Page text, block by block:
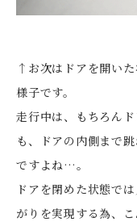
↑お次はドアを開い
様子です。
走行中は、もちろん
も、ドアの内側まで
ですよね…。
ドアを閉めた状態で
がりを実現する為、